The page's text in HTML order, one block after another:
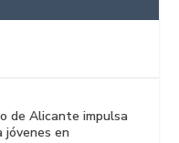
de Alicante impulsa
jóvenes en